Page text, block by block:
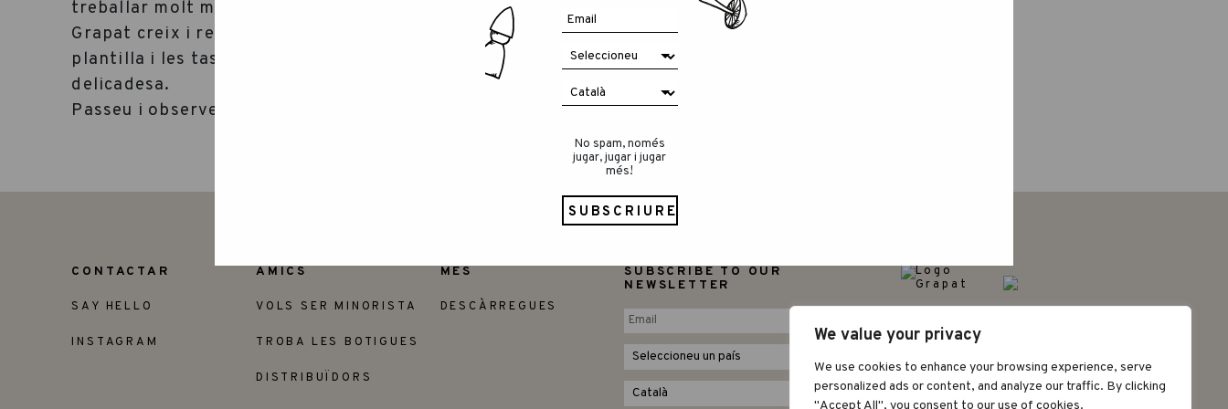
We value your privacy
We use cookies to enhance your browsing experience, serve
personalized ads or content, and analyze our traffic. By clicking
"Accept All", you consent to our use of cookies.
treballar molt millor i respondre a les necessitats de tots els nostres clients.
Grapat creix i requereix d’un nou lloc on treballar, augmentant i reorganitzant la
plantilla i les tasques diàries que fa que cada peça arribi a les vostres llars amb tanta
delicadesa.
Passeu i observeu, Esperem que us agradi!
No spam, només
jugar, jugar i jugar
més!
CONTACTAR
SAY HELLO
INSTAGRAM
AMICS
VOLS SER MINORISTA
TROBA LES BOTIGUES
DISTRIBUÏDORS
MÉS
DESCÀRREGUES
SUBSCRIBE TO OUR
NEWSLETTER
©2026 GRAPAT
AVÍS LEGAL